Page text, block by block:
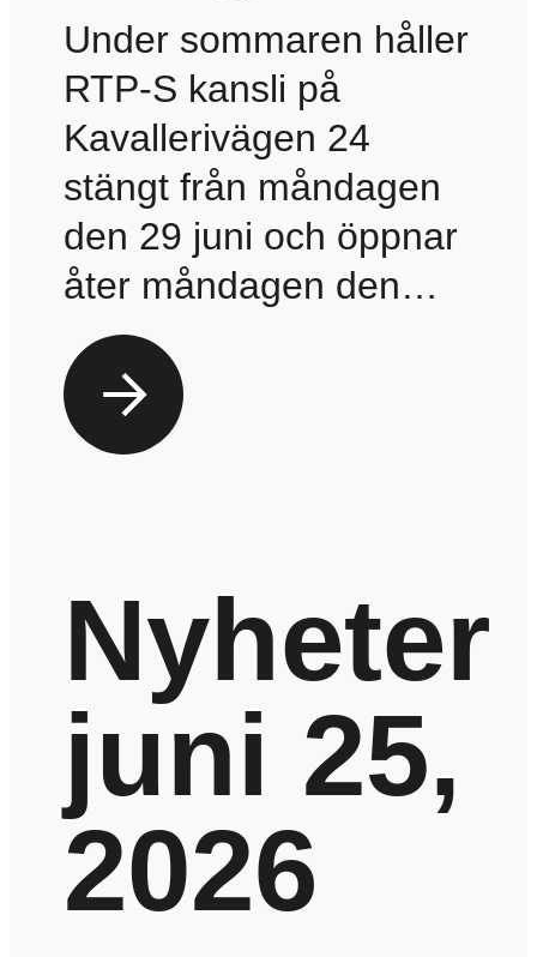
Under sommaren håller
RTP-S kansli på
Kavallerivägen 24
stängt från måndagen
den 29 juni och öppnar
åter måndagen den…
Nyheter
juni 25,
2026